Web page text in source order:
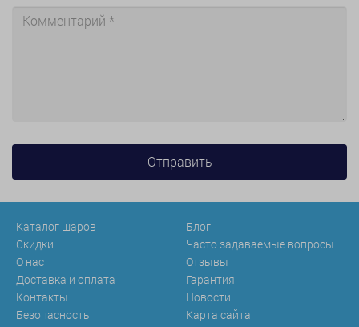
Каталог шаров
Скидки
О нас
Доставка и оплата
Контакты
Безопасность
Блог
Часто задаваемые вопросы
Отзывы
Гарантия
Новости
Карта сайта